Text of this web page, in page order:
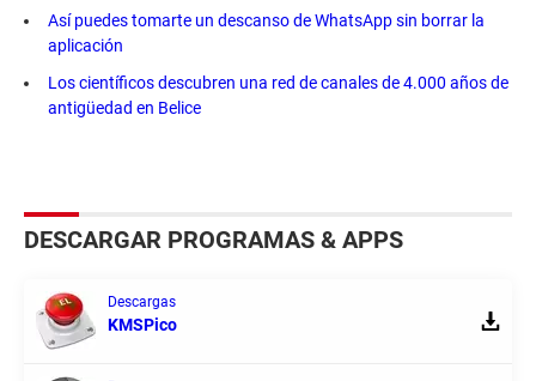
Así puedes tomarte un descanso de WhatsApp sin borrar la
aplicación
Los científicos descubren una red de canales de 4.000 años de
antigüedad en Belice
DESCARGAR PROGRAMAS & APPS
Descargas
KMSPico